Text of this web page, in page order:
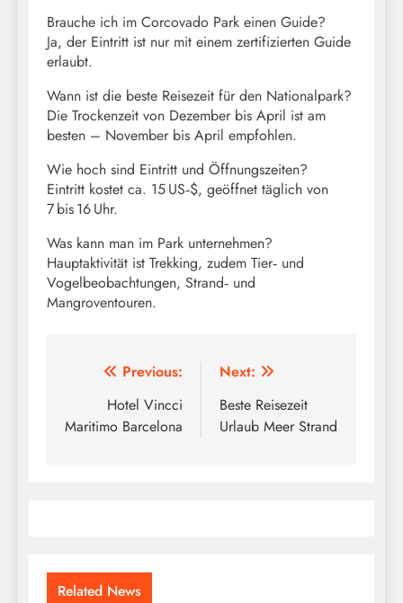
Brauche ich im Corcovado Park einen Guide?
Ja, der Eintritt ist nur mit einem zertifizierten Guide
erlaubt.
Wann ist die beste Reisezeit für den Nationalpark?
Die Trockenzeit von Dezember bis April ist am
besten – November bis April empfohlen.
Wie hoch sind Eintritt und Öffnungszeiten?
Eintritt kostet ca. 15 US‑$, geöffnet täglich von
7 bis 16 Uhr.
Was kann man im Park unternehmen?
Hauptaktivität ist Trekking, zudem Tier‑ und
Vogelbeobachtungen, Strand‑ und
Mangroventouren.
Beitragsnavigation
Previous:
Hotel Vincci
Maritimo Barcelona
Next:
Beste Reisezeit
Urlaub Meer Strand
Related News